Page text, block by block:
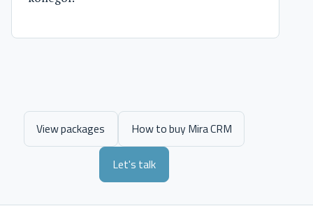
View packages How to buy Mira CRM
Let's talk